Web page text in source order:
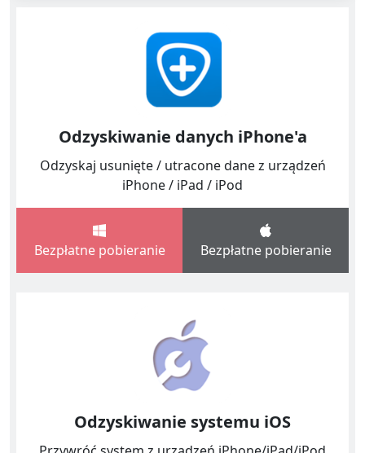
Odzyskiwanie danych iPhone'a
Odzyskaj usunięte / utracone dane z urządzeń
iPhone / iPad / iPod
Bezpłatne pobieranie Bezpłatne pobieranie
Odzyskiwanie systemu iOS